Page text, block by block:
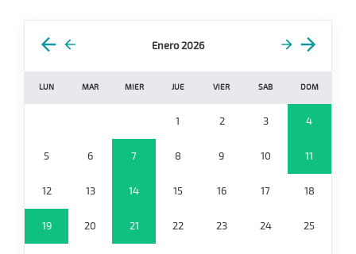
Enero 2026
LUN MAR MIER JUE VIER SAB DOM
1 2 3 4
5 6 7 8 9 10 11
12 13 14 15 16 17 18
19 20 21 22 23 24 25